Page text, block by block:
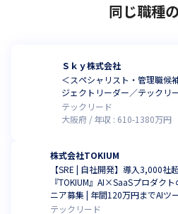
同じ職種
Ｓｋｙ株式会社
＜スペシャリスト・管理職候
ジェクトリーダー／テックリ
テックリード
大阪府
年収 : 610-1380万円
株式会社TOKIUM
【SRE | 自社開発】導入3,000
『TOKIUM』AI×SaaSプロダク
ニア募集 | 年間120万円までAIツ
テックリード